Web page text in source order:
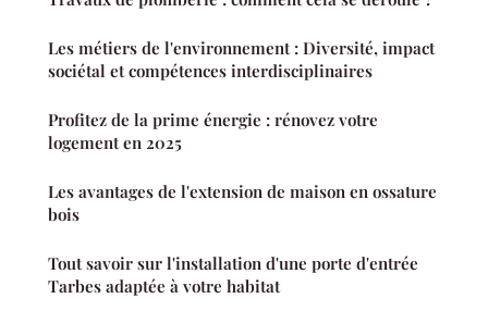
Les métiers de l'environnement : Diversité, impact
sociétal et compétences interdisciplinaires
Profitez de la prime énergie : rénovez votre
logement en 2025
Les avantages de l'extension de maison en ossature
bois
Tout savoir sur l'installation d'une porte d'entrée
Tarbes adaptée à votre habitat